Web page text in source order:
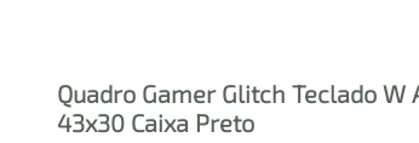
Quadro Gamer Glitch Teclado W
43x30 Caixa Preto